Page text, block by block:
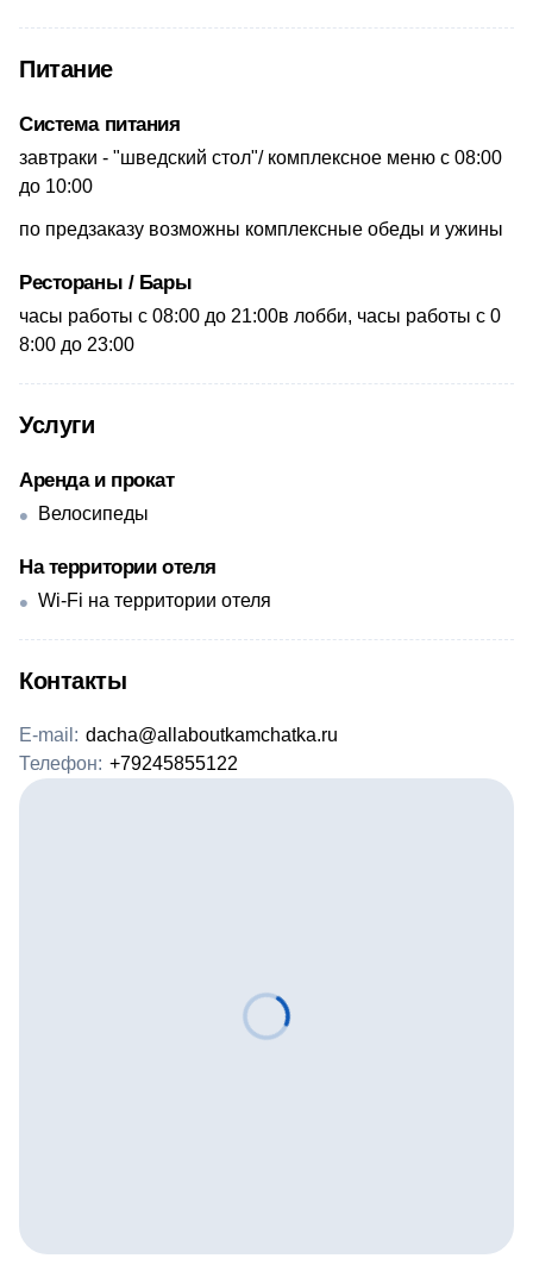
Питание
Система питания
завтраки - "шведский стол"/ комплексное меню с 0​8:00
до 10:00
по предзаказу возможны комплексные обеды и ужины
Рестораны / Бары
часы работы с 0​8:00 до 21:00в лобби, часы работы с 0​
8:00 до 23:00
Услуги
Аренда и прокат
Велосипеды
На территории отеля
Wi-Fi на территории отеля
Контакты
E-mail: dacha@allaboutkamchatka.ru
Телефон: +79245855122